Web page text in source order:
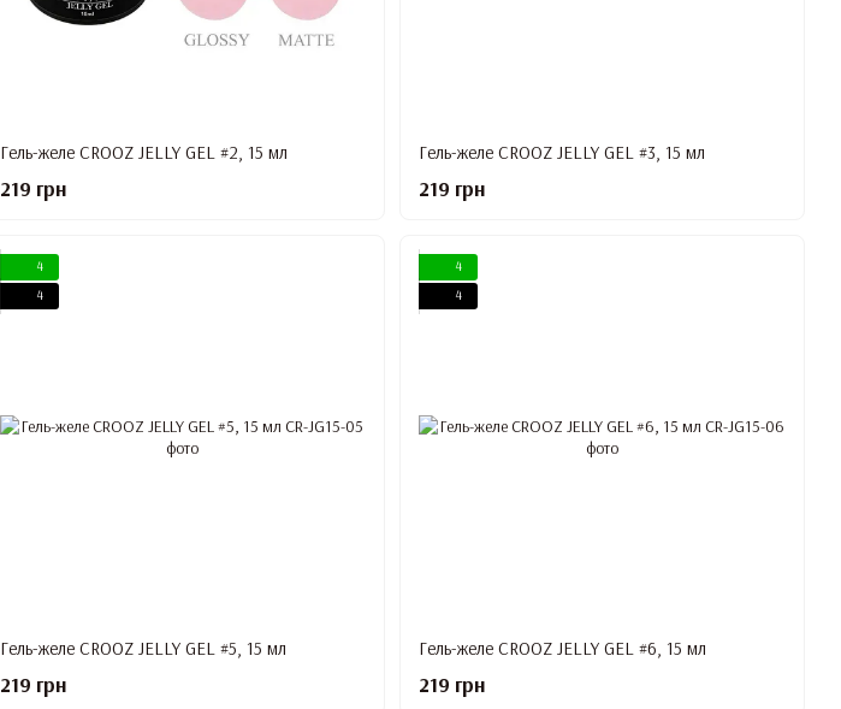
Гель-желе CROOZ JELLY GEL #2, 15 мл
219 грн
Гель-желе CROOZ JELLY GEL #3, 15 мл
219 грн
4
4
Гель-желе CROOZ JELLY GEL #5, 15 мл
219 грн
4
4
Гель-желе CROOZ JELLY GEL #6, 15 мл
219 грн